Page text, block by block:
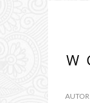
W
AUTOR